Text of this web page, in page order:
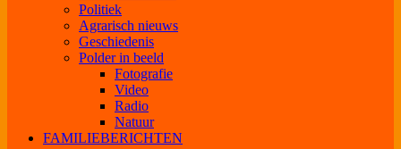
Politiek
Agrarisch nieuws
Geschiedenis
Polder in beeld
Fotografie
Video
Radio
Natuur
FAMILIEBERICHTEN